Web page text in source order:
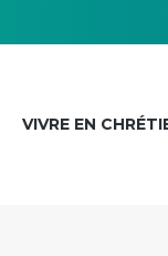
VIVRE EN